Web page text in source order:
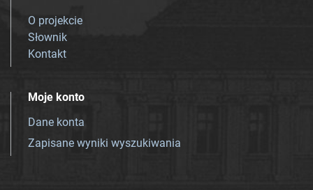
O projekcie
Słownik
Kontakt
Moje konto
Dane konta
Zapisane wyniki wyszukiwania